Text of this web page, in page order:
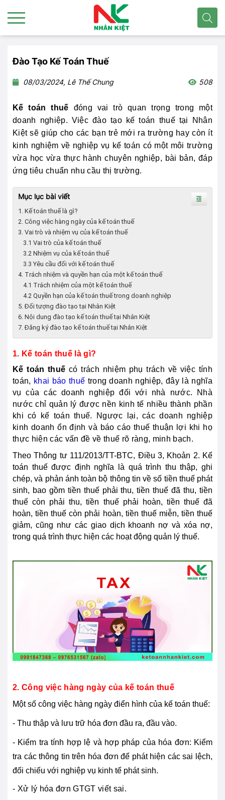
Đào Tạo Kế Toán Thuế
08/03/2024, Lê Thế Chung 508
Kế toán thuế đóng vai trò quan trọng trong một
doanh nghiệp. Việc đào tạo kế toán thuế tại Nhân
Kiệt sẽ giúp cho các bạn trẻ mới ra trường hay còn ít
kinh nghiệm về nghiệp vụ kế toán có một môi trường
vừa học vừa thực hành chuyên nghiệp, bài bản, đáp
ứng tiêu chuẩn nhu cầu thị trường.
Mục lục bài viết
1. Kế toán thuế là gì?
2. Công việc hàng ngày của kế toán thuế
3. Vai trò và nhiệm vụ của kế toán thuế
3.1 Vai trò của kế toán thuế
3.2 Nhiệm vụ của kế toán thuế
3.3 Yêu cầu đối với kế toán thuế
4. Trách nhiệm và quyền hạn của một kế toán thuế
4.1 Trách nhiệm của một kế toán thuế
4.2 Quyền hạn của kế toán thuế trong doanh nghiệp
5. Đối tượng đào tạo tại Nhân Kiệt
6. Nội dung đào tạo kế toán thuế tại Nhân Kiệt
7. Đăng ký đào tạo kế toán thuế tại Nhân Kiệt
1. Kế toán thuế là gì?
Kế toán thuế có trách nhiệm phụ trách về việc tính
toán, khai báo thuế trong doanh nghiệp, đây là nghĩa
vụ của các doanh nghiệp đối với nhà nước. Nhà
nước chỉ quản lý được nền kinh tế nhiều thành phần
khi có kế toán thuế. Ngược lại, các doanh nghiệp
kinh doanh ổn định và báo cáo thuế thuận lợi khi họ
thực hiện các vấn đề về thuế rõ ràng, minh bạch.
Theo Thông tư 111/2013/TT-BTC, Điều 3, Khoản 2. Kế
toán thuế được định nghĩa là quá trình thu thập, ghi
chép, và phản ánh toàn bộ thông tin về số tiền thuế phát
sinh, bao gồm tiền thuế phải thu, tiền thuế đã thu, tiền
thuế còn phải thu, tiền thuế phải hoàn, tiền thuế đã
hoàn, tiền thuế còn phải hoàn, tiền thuế miễn, tiền thuế
giảm, cũng như các giao dịch khoanh nợ và xóa nợ,
trong quá trình thực hiện các hoạt động quản lý thuế.
2. Công việc hàng ngày của kế toán thuế
Một số công việc hàng ngày điển hình của kế toán thuế:
- Thu thập và lưu trữ hóa đơn đầu ra, đầu vào.
- Kiểm tra tính hợp lệ và hợp pháp của hóa đơn: Kiểm
tra các thông tin trên hóa đơn để phát hiện các sai lệch,
đối chiếu với nghiệp vụ kinh tế phát sinh.
- Xử lý hóa đơn GTGT viết sai.